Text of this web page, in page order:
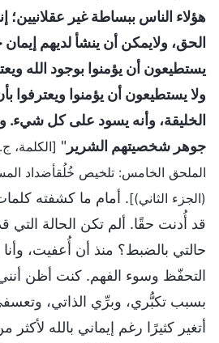
هؤلاء الناس ببساطة غير عقلانيين؛
الحق، ولايمكن أن ينشأ لديهم إيمان
يستطيعون أن يؤمنوا بوجود الله
ولا يستطيعون أن يؤمنوا ويعترفوا
الخليقة، وأنه يسود على كل شيء.
جوهر شخصيتهم الشرير "
الملحق الخامس: تلخيص خُلُقأضداد
(الجزء الثاني)]. أمام ما كشفته
قد أُدنت حقًا. ألم تكن الحالة التي
حالتي بالضبط؟ منذ أن أُعفيت،
التحفّظ وسوء الفهم. كنت أظن
بسبب تكبُّري، وبرِّي الذاتي،
أتغير كثيرًا رغم إيماني بالله